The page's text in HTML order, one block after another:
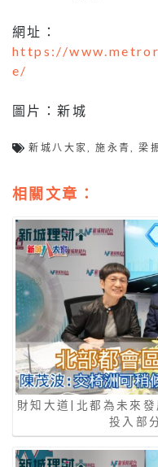
網址：
https://
e/
圖片：新城
新城八大家 ,施永青 ,梁
相關文章：
財知大道|北都為未來
投入部